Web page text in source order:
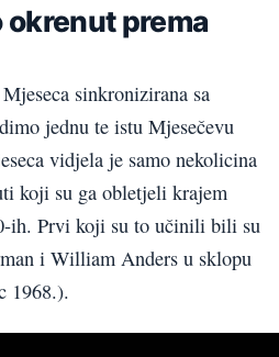
okrenut prema
sinkronizirana sa
jednu te istu Mjesečevu
vidjela je samo nekolicina
koji su ga obletjeli krajem
ih. Prvi koji su to učinili bili su
i William Anders u sklopu
1968.).